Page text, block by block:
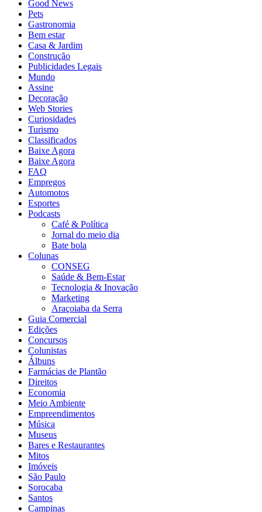
Good News
Pets
Gastronomia
Bem estar
Casa & Jardim
Construção
Publicidades Legais
Mundo
Assine
Decoração
Web Stories
Curiosidades
Turismo
Classificados
Baixe Agora
Baixe Agora
FAQ
Empregos
Automotos
Esportes
Podcasts
Café & Política
Jornal do meio dia
Bate bola
Colunas
CONSEG
Saúde & Bem-Estar
Tecnologia & Inovação
Marketing
Araçoiaba da Serra
Guia Comercial
Edições
Concursos
Colunistas
Álbuns
Farmácias de Plantão
Direitos
Economia
Meio Ambiente
Empreendimentos
Música
Museus
Bares e Restaurantes
Mitos
Imóveis
São Paulo
Sorocaba
Santos
Campinas